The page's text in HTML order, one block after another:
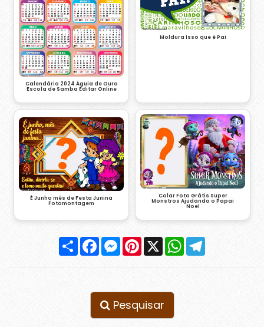
Calendário 2024 Águia de Ouro
Escola de Samba Editar Online
Moldura Isso que é Pai
É Junho mês de Festa Junina
Fotomontagem
Colar Foto Grátis Super
Monstros Ajudando o Papai
Noel
Compartilhar
FacebookMessenger
Pinterest
X WhatsApp
Pesquisar